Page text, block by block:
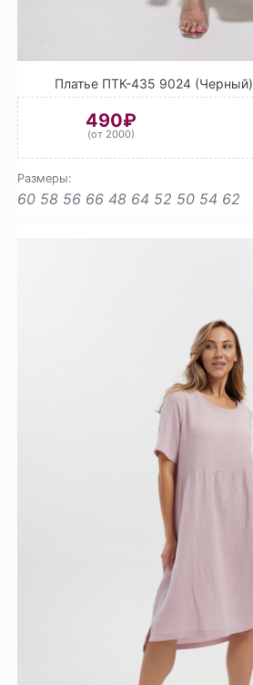
Платье ПТК-435 9024
490₽
(от 2000)
Размеры:
60 58 56 66 48 64 52 50 54 62